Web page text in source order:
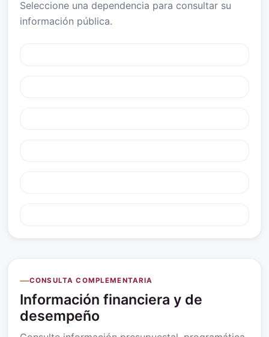
Seleccione una dependencia para consultar su
información pública.
CONSULTA COMPLEMENTARIA
Información financiera y de
desempeño